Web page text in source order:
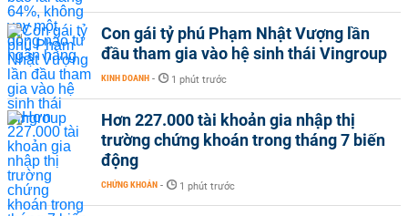
Con gái tỷ phú Phạm Nhật Vượng lần
đầu tham gia vào hệ sinh thái Vingroup
KINH DOANH - 1 phút trước
Hơn 227.000 tài khoản gia nhập thị
trường chứng khoán trong tháng 7 biến
động
CHỨNG KHOÁN - 1 phút trước